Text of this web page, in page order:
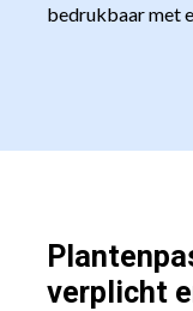
bedrukbaar met
verplicht